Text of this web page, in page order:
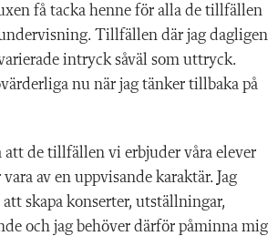
få tacka henne för alla de tillfällen
Tillfällen där jag dagligen
intryck såväl som uttryck.
nu när jag tänker tillbaka på
att de tillfällen vi erbjuder våra elever
av en uppvisande karaktär. Jag
skapa konserter, utställningar,
och jag behöver därför påminna mig